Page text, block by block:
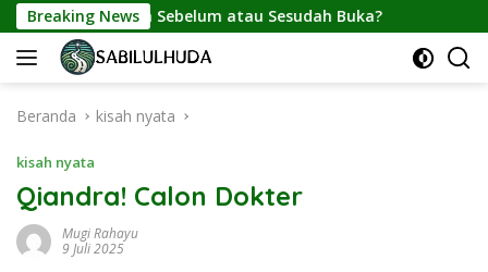
Langsung
ke
konten
Breaking News
Sebelum atau Sesudah Buka?
Beranda kisah nyata
kisah nyata
Qiandra! Calon Dokter
Mugi Rahayu
9 Juli 2025